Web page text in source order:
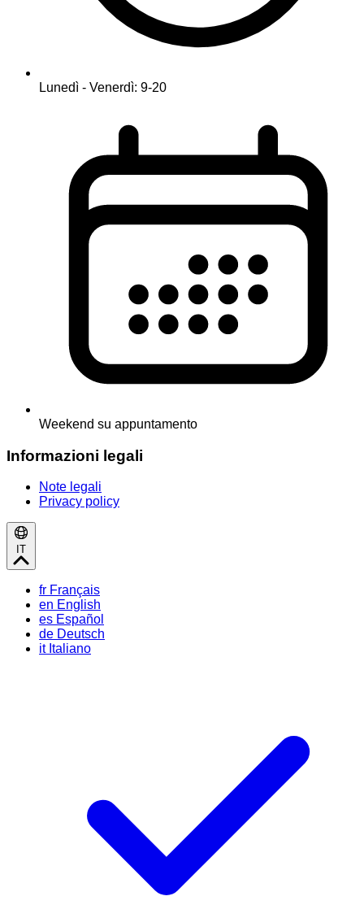
Lunedì - Venerdì: 9-20
Weekend su appuntamento
Informazioni legali
Note legali
Privacy policy
IT
fr Français
en English
es Español
de Deutsch
it Italiano